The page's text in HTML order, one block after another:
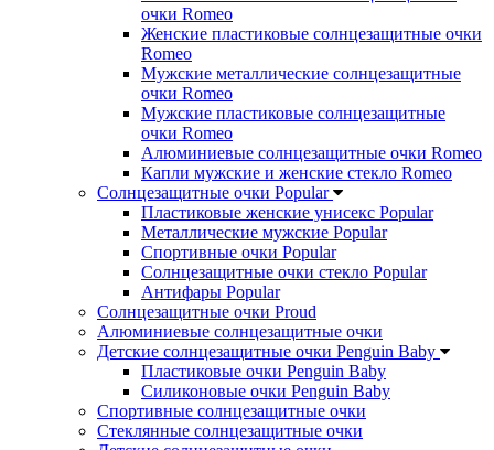
очки Romeo
Женские пластиковые солнцезащитные очки
Romeo
Мужские металлические солнцезащитные
очки Romeo
Мужские пластиковые солнцезащитные
очки Romeo
Алюминиевые солнцезащитные очки Romeo
Капли мужские и женские стекло Romeo
Солнцезащитные очки Popular
Пластиковые женские унисекс Popular
Металлические мужские Popular
Спортивные очки Popular
Солнцезащитные очки стекло Popular
Aнтифары Popular
Солнцезащитные очки Proud
Алюминиевые солнцезащитные очки
Детские солнцезащитные очки Penguin Baby
Пластиковые очки Penguin Baby
Силиконовые очки Penguin Baby
Спортивные солнцезащитные очки
Стеклянные солнцезащитные очки